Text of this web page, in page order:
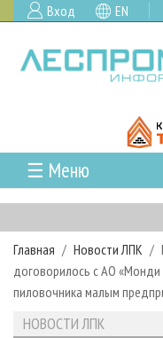
Вход EN
☰ Меню
ГЛАВНАЯ
РУБРИКИ И ТЕМЫ
РУБРИКИ ЖУРНАЛА
ЛЕСНОЕ ХОЗЯЙСТВО
ЛЕСОЗАГОТОВКА
НОВОСТИ
КАЛЕНДАРЬ
НОВОСТИ ЛПК
ПРОЕКТЫ ЛПИ
АНАЛИТИКА
АРХИВ
Главная Новости ЛПК
договорилось с АО «Монди
пиловочника малым
НОВОСТИ ЛПК